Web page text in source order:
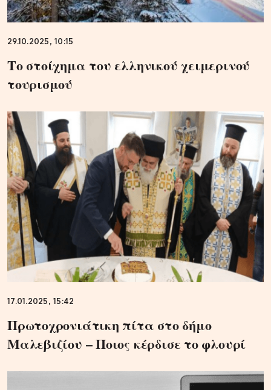
29.10.2025, 10:15
Το στοίχημα του ελληνικού χειμερινού
τουρισμού
17.01.2025, 15:42
Πρωτοχρονιάτικη πίτα στο δήμο
Μαλεβιζίου – Ποιος κέρδισε το φλουρί